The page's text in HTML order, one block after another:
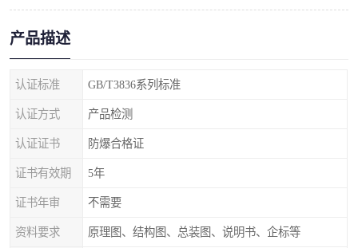
产品描述
认证标准 GB/T3836系列标准
认证方式 产品检测
认证证书 防爆合格证
证书有效期 5年
证书年审 不需要
资料要求 原理图、结构图、总装图、说明书、企标等